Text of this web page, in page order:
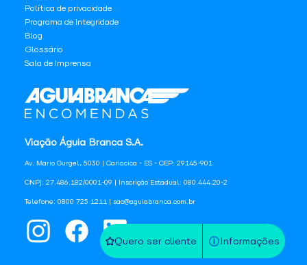
Quero ser cliente Informações
Viação Águia Branca S.A.
Av. Mario Gurgel, 5030 | Cariacica - ES - CEP: 29145-901
CNPJ: 27.486.182/0001-09 | Inscrição Estadual: 080.444.20-2
Telefone: 0800 725 1211 | sac@aguiabranca.com.br
Política de privacidade
Programa de Integridade
Blog
Glossário
Sala de Imprensa